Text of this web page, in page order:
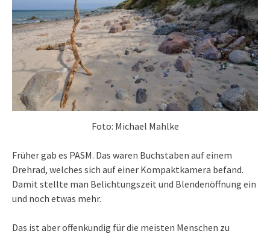
Foto: Michael Mahlke
Früher gab es PASM. Das waren Buchstaben auf einem
Drehrad, welches sich auf einer Kompaktkamera befand.
Damit stellte man Belichtungszeit und Blendenöffnung ein
und noch etwas mehr.
Das ist aber offenkundig für die meisten Menschen zu